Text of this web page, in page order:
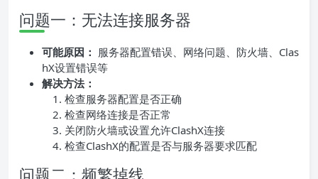
问题一：无法连接服务器
可能原因： 服务器配置错误、网络问题、防火墙、Clas
hX设置错误等
解决方法：
检查服务器配置是否正确
检查网络连接是否正常
关闭防火墙或设置允许ClashX连接
检查ClashX的配置是否与服务器要求匹配
问题二：频繁掉线